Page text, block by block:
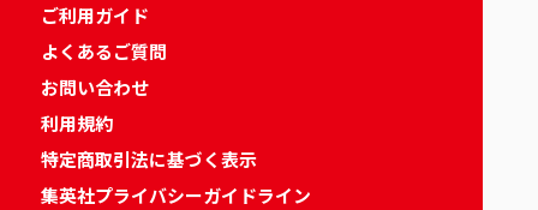
ご利用ガイド
よくあるご質問
お問い合わせ
利用規約
特定商取引法に基づく表示
集英社プライバシーガイドライン